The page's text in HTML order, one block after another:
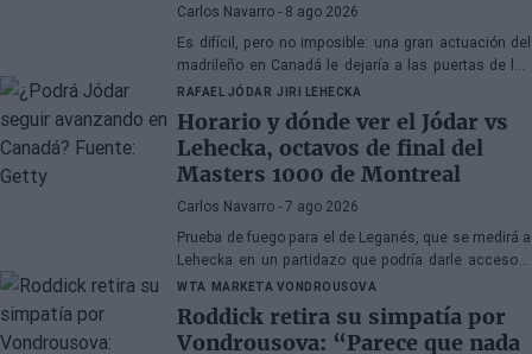
Carlos Navarro - 8 ago 2026
Es difícil, pero no imposible: una gran actuación del
madrileño en Canadá le dejaría a las puertas de los
diez mejores del mundo. Analizamos todos los
escenarios.
RAFAEL JÓDAR JIRI LEHECKA
Horario y dónde ver el Jódar vs
Lehecka, octavos de final del
Masters 1000 de Montreal
Carlos Navarro - 7 ago 2026
Prueba de fuego para el de Leganés, que se medirá a
Lehecka en un partidazo que podría darle acceso a
cuartos de final en Canadá. Os traemos toda la
información.
WTA MARKETA VONDROUSOVA
Roddick retira su simpatía por
Vondrousova: “Parece que nada